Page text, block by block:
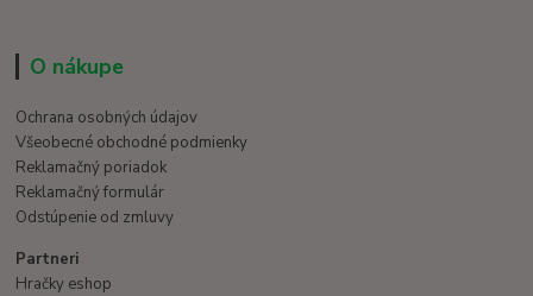
O nákupe
Ochrana osobných údajov
Všeobecné obchodné podmienky
Reklamačný poriadok
Reklamačný formulár
Odstúpenie od zmluvy
Partneri
Hračky eshop